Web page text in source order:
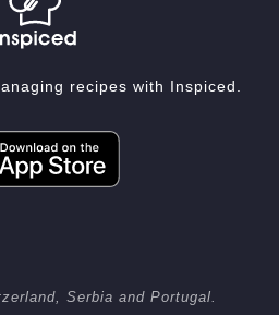
recipes with Inspiced.
Serbia and Portugal.